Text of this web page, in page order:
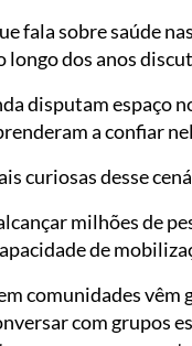
fala sobre saúde
dos anos
disputam espaço
a confiar
curiosas desse
milhões de
de
comunidades vêm
com grupos